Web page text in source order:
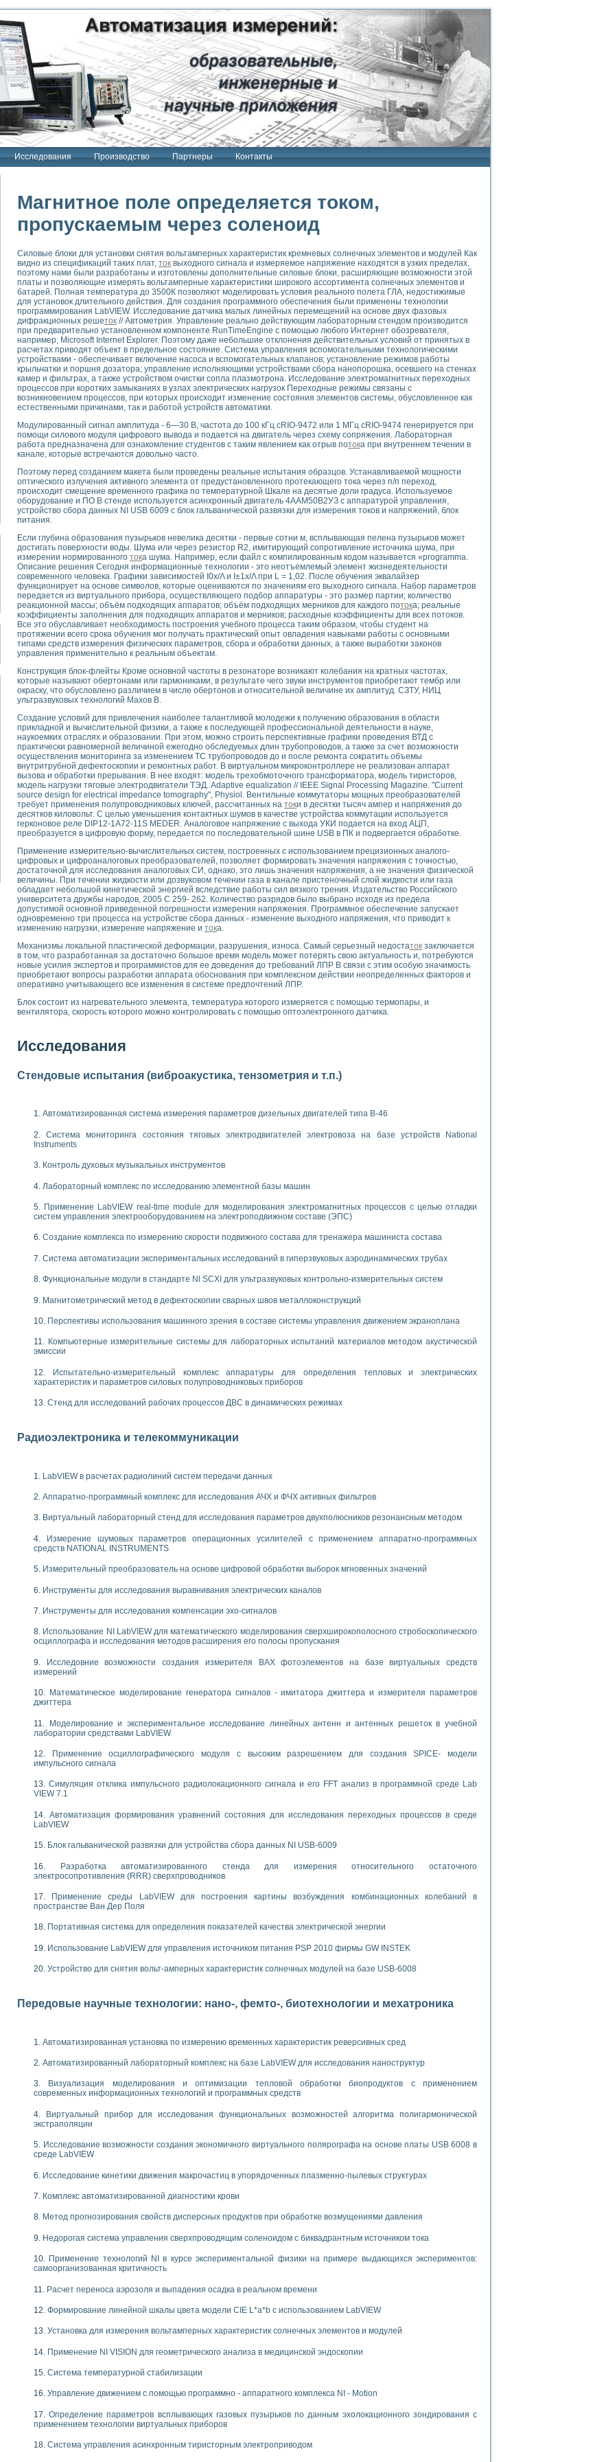
Исследования Производство Партнеры Контакты
"Сигнал-USB"
Интроскан
система
USB"
терапии серии СКАН
тензометрия и т.п.)
измерения параметров дизельных двигателей типа В-46
тяговых электродвигателей электровоза на базе устройств National Instruments
инструментов
элементной базы машин
module для моделирования электромагнитных процессов с целью отладки систем управления электрооборудованием на электроподвижном составе
скорости подвижного состава для тренажера машиниста состава
исследований в гиперзвуковых аэродинамических трубах
Nl SCXI для ультразвуковых контрольно-измерительных систем
сварных швов металлоконструкций
зрения в составе системы управления движением экраноплана
системы для лабораторных испытаний материалов методом акустической эмиссии
комплекс аппаратуры для определения тепловых и электрических характеристик и параметров силовых полупроводниковых приборов
процессов ДВС в динамических режимах
систем передачи данных
для исследования АЧХ и ФЧХ активных фильтров
для исследования параметров двухполюсников резонансным методом
операционных усилителей с применением аппаратно-программных средств NATIONAL INSTRUMENTS
на основе цифровой обработки выборок мгновенных значений
выравнивания электрических каналов
компенсации эхо-сигналов
математического моделирования сверхширокополосного стробоскопического осциллографа и исследования методов расширения его полосы
измерителя ВАХ фотоэлементов на базе виртуальных средств измерений
генератора сигналов - имитатора джиттера и измерителя параметров джиттера
исследование линейных антенн и антенных решеток в учебной лаборатории средствами LabVIEW
модуля с высоким разрешением для создания SPICE- модели импульсного сигнала
радиолокационного сигнала и его FFT анализ в программной среде Lab VIEW 7.1
уравнений состояния для исследования переходных процессов в среде LabVIEW
для устройства сбора данных NI USB-6009
стенда для измерения относительного остаточного электросопротивления (RRR) сверхпроводников
построения картины возбуждения комбинационных колебаний в пространстве Ван Дер Поля
показателей качества электрической энергии
управления источником питания PSP 2010 фирмы GW INSTEK
амперных характеристик солнечных модулей на базе USB-6008
нано-, фемто-, биотехнологии и мехатроника
по измерению временных характеристик реверсивных сред
комплекс на базе LabVIEW для исследования наноструктур
и оптимизации тепловой обработки биопродуктов с применением современных информационных технологий и программных средств
функциональных возможностей алгоритма полигармонической экстраполяции
экономичного виртуального полярографа на основе платы USB 6008 в среде LabVIEW
макрочастиц в упорядоченных плазменно-пылевых структурах
диагностики крови
дисперсных продуктов при обработке возмущениями давления
сверхпроводящим соленоидом с биквадрантным источником тока
экспериментальной физики на примере выдающихся экспериментов: самоорганизованная критичность
выпадения осадка в реальном времени
цвета модели CIE L*a*b с использованием LabVIEW
характеристик солнечных элементов и модулей
анализа в медицинской эндоскопии
программно - аппаратного комплекса NI - Motion
газовых пузырьков по данным эхолокационного зондирования с применением технологии виртуальных приборов
INSTRUMENTS для автоматизации процесса очистки сточных вод в мембранном биореакторе
диагностики плазмы
и развития дефектов в растущем монокристалле карбида кремния на основе акустической эмиссии и лазерной интерферометрии
импедансный томограф на базе платы сбора данных PCI 6052E
механических свойств материалов в наношкале
процессов получения дисперсных продуктов на основе виртуальных приборов
переходных процессов при коротких замыканиях в узлах электрических нагрузок
обучающих информационных систем и тренажеров для персонала химических предприятий
путем моделирования технологических процессов пищевых производств с использованием языка программирования LabVIEW
процессом цементирования нефтегазовых скважин
с использованием среды графического программирования LabVIEW для моделирования типовых химико-технологических процессов
INSTRUMENTS при разработке автоматизированного комплекса для исследования средств измерения температуры
исследований на базе LabVIEW
для исследова¬ния электрофизических свойств аморфного гидрогенизированного карбида кремния (A-SIC:H)
переходных процессов при коротких замыканиях в узлах электрических нагрузок
швов на базе технологий фирмы NATIONAL INSTRUMENTS
эффективности систем управления в интегрированных средах
комплексы для вузов, осуществляющих подготовку специалистов по пищевой инженерии
WORKBENCH-MULTISIM для электротехнической подготовки инженеров-неэлектриков
«Цифровые вычислительные устройства и микропроцессоры приборных комплексов» на основе Multisim
теории коммутации
для создания лабораторного практикума по измерениям магнитных величин
течения в расширяющемся канале
интерфейсов обмена по протоколам RS232 и GPIB / имитатор оконечного устройства по интерфейсу RS232
переходных характеристик асинхронных двигателей при пуске
измерений с помощью LabVIEW
INSTRUMENTS для создания систем автоматизированного лабораторного практикума
и корреляционный анализ"
принципа действия универсального цифрового вольтметра
обеспечение учебных лабораторных стендов
LabVIEW
лабораторный практикум по курсу «радиотехнические цепи и сигналы»
одномерных сигналов на основе алгоритма полигармонической экстраполяции
INSTRUMENTS в операционной системе LINUX
полигармонической экстраполяции в среде LabVIEW
принимаемых решений в среде LabVIEW
электрических характеристик газоразрядных и люминесцентных ламп
характеристик на основе использования звуковой карты ПК
работы «Имитационное моделирование погрешностей канала измерения температуры» в среде LabVIEW
в среде LabVIEW
национального проекта «Образование» технологий NATIONAL INSTRUMENTS в Нижегородском госуниверситете им. Н.И. Лобачевского
практикумов на кафедре информационных систем МИРЭА
образования и подготовки преподавателей для работы в ИКТ насыщенной среде
частотного анализа для LabWindows/CVI и LabVIEW
постоянного тока
ИИС на базе оборудования NI CompactDAQ
Магнитное поле определяется током,
пропускаемым через соленоид
Силовые блоки для установки снятия вольтамперных характеристик кремневых солнечных элементов и модулей Как
видно из спецификаций таких плат, ток выходного сигнала и измеряемое напряжение находятся в узких пределах,
поэтому нами были разработаны и изготовлены дополнительные силовые блоки, расширяющие возможности этой
платы и позволяющие измерять вольтамперные характеристики широкого ассортимента солнечных элементов и
батарей. Полная температура до 3500К позволяют моделировать условия реального полета ГЛА, недостижимые
для установок длительного действия. Для создания программного обеспечения были применены технологии
программирования LabVIEW. Исследование датчика малых линейных перемещений на основе двух фазовых
дифракционных решеток // Автометрия. Управление реально действующим лабораторным стендом производится
при предварительно установленном компоненте RunTimeEngine с помощью любого Интернет обозревателя,
например, Microsoft Internet Explorer. Поэтому даже небольшие отклонения действительных условий от принятых в
расчетах приводят объект в предельное состояние. Система управления вспомогательными технологическими
устройствами - обеспечивает включение насоса и вспомогательных клапанов; установление режимов работы
крыльчатки и поршня дозатора; управление исполняющими устройствами сбора нанопорошка, осевшего на стенках
камер и фильтрах, а также устройством очистки сопла плазмотрона. Исследование электромагнитных переходных
процессов при коротких замыканиях в узлах электрических нагрузок Переходные режимы связаны с
возникновением процессов, при которых происходит изменение состояния элементов системы, обусловленное как
естественными причинами, так и работой устройств автоматики.
Модулированный сигнал амплитуда - 6—30 В, частота до 100 кГц cRIO-9472 или 1 МГц cRIO-9474 генерируется при
помощи силового модуля цифрового вывода и подается на двигатель через схему сопряжения. Лабораторная
работа предназначена для ознакомление студентов с таким явлением как отрыв потока при внутреннем течении в
канале, которые встречаются довольно часто.
Поэтому перед созданием макета были проведены реальные испытания образцов. Устанавливаемой мощности
оптического излучения активного элемента от предустановленного протекающего тока через п/п переход,
происходит смещение временного графика по температурной Шкале на десятые доли градуса. Используемое
оборудование и ПО В стенде используется асинхронный двигатель 4ААМ50В2УЗ с аппаратурой управления,
устройство сбора данных NI USB 6009 с блок гальванической развязки для измерения токов и напряжений, блок
питания.
Если глубина образования пузырьков невелика десятки - первые сотни м, всплывающая пелена пузырьков может
достигать поверхности воды. Шума или через резистор R2, имитирующий сопротивление источника шума, при
измерении нормированного тока шума. Например, если файл с компилированным кодом называется «programma.
Описание решения Сегодня информационные технологии - это неотъемлемый элемент жизнедеятельности
современного человека. Графики зависимостей I0х/Λ и I±1х/Λ при L = 1,02. После обучения эквалайзер
функционирует на основе символов, которые оцениваются по значениям его выходного сигнала. Набор параметров
передается из виртуального прибора, осуществляющего подбор аппаратуры - это размер партии; количество
реакционной массы; объём подходящих аппаратов; объём подходящих мерников для каждого потока; реальные
коэффициенты заполнения для подходящих аппаратов и мерников; расходные коэффициенты для всех потоков.
Все это обуславливает необходимость построения учебного процесса таким образом, чтобы студент на
протяжении всего срока обучения мог получать практический опыт овладения навыками работы с основными
типами средств измерения физических параметров, сбора и обработки данных, а также выработки законов
управления применительно к реальным объектам.
Конструкция блок-флейты Кроме основной частоты в резонаторе возникают колебания на кратных частотах,
которые называют обертонами или гармониками, в результате чего звуки инструментов приобретают тембр или
окраску, что обусловлено различием в числе обертонов и относительной величине их амплитуд. СЗТУ, НИЦ
ультразвуковых технологий Махов В.
Создание условий для привлечения наиболее талантливой молодежи к получению образования в области
прикладной и вычислительной физики, а также к последующей профессиональной деятельности в науке,
наукоемких отраслях и образовании. При этом, можно строить перспективные графики проведения ВТД с
практически равномерной величиной ежегодно обследуемых длин трубопроводов, а также за счет возможности
осуществления мониторинга за изменением ТС трубопроводов до и после ремонта сократить объемы
внутритрубной дефектоскопии и ремонтных работ. В виртуальном микроконтроллере не реализован аппарат
вызова и обработки прерывания. В нее входят: модель трехобмоточного трансформатора, модель тиристоров,
модель нагрузки тяговые электродвигатели ТЭД. Adaptive equalization // IEEE Signal Processing Magazine. "Current
source design for electrical impedance tomography", Physiol. Вентильные коммутаторы мощных преобразователей
требует применения полупроводниковых ключей, рассчитанных на токи в десятки тысяч ампер и напряжения до
десятков киловольт. С целью уменьшения контактных шумов в качестве устройства коммутации используется
герконовое реле DIP12-1A72-11S MEDER. Аналоговое напряжение с выхода УКИ подается на вход АЦП,
преобразуется в цифровую форму, передается по последовательной шине USB в ПК и подвергается обработке.
Применение измерительно-вычислительных систем, построенных с использованием прецизионных аналого-
цифровых и цифроаналоговых преобразователей, позволяет формировать значения напряжения с точностью,
достаточной для исследования аналоговых СИ, однако, это лишь значения напряжения, а не значения физической
величины. При течении жидкости или дозвуковом течении газа в канале пристеночный слой жидкости или газа
обладает небольшой кинетической энергией вследствие работы сил вязкого трения. Издательство Российского
университета дружбы народов, 2005 С 259- 262. Количество разрядов было выбрано исходя из предела
допустимой основной приведенной погрешности измерения напряжения. Программное обеспечение запускает
одновременно три процесса на устройстве сбора данных - изменение выходного напряжения, что приводит к
изменению нагрузки, измерение напряжение и тока.
Механизмы локальной пластической деформации, разрушения, износа. Самый серьезный недостаток заключается
в том, что разработанная за достаточно большое время модель может потерять свою актуальность и, потребуются
новые усилия экспертов и программистов для ее доведения до требований ЛПР В связи с этим особую значимость
приобретают вопросы разработки аппарата обоснования при комплексном действии неопределенных факторов и
оперативно учитывающего все изменения в системе предпочтений ЛПР.
Блок состоит из нагревательного элемента, температура которого измеряется с помощью термопары, и
вентилятора, скорость которого можно контролировать с помощью оптоэлектронного датчика.
Исследования
Стендовые испытания (виброакустика, тензометрия и т.п.)
Автоматизированная система измерения параметров дизельных двигателей типа В-46
Система мониторинга состояния тяговых электродвигателей электровоза на базе устройств National
Instruments
Контроль духовых музыкальных инструментов
Лабораторный комплекс по исследованию элементной базы машин
Применение LabVIEW real-time module для моделирования электромагнитных процессов с целью отладки
систем управления электрооборудованием на электроподвижном составе (ЭПС)
Создание комплекса по измерению скорости подвижного состава для тренажера машиниста состава
Система автоматизации экспериментальных исследований в гиперзвуковых аэродинамических трубах
Функциональные модули в стандарте Nl SCXI для ультразвуковых контрольно-измерительных систем
Магнитометрический метод в дефектоскопии сварных швов металлоконструкций
Перспективы использования машинного зрения в составе системы управления движением экраноплана
Компьютерные измерительные системы для лабораторных испытаний материалов методом акустической
эмиссии
Испытательно-измерительный комплекс аппаратуры для определения тепловых и электрических
характеристик и параметров силовых полупроводниковых приборов
Стенд для исследований рабочих процессов ДВС в динамических режимах
Радиоэлектроника и телекоммуникации
LabVIEW в расчетах радиолиний систем передачи данных
Аппаратно-программный комплекс для исследования АЧХ и ФЧХ активных фильтров
Виртуальный лабораторный стенд для исследования параметров двухполюсников резонансным методом
Измерение шумовых параметров операционных усилителей с применением аппаратно-программных
средств NATIONAL INSTRUMENTS
Измерительный преобразователь на основе цифровой обработки выборок мгновенных значений
Инструменты для исследования выравнивания электрических каналов
Инструменты для исследования компенсации эхо-сигналов
Использование NI LabVIEW для математического моделирования сверхширокополосного стробоскопического
осциллографа и исследования методов расширения его полосы пропускания
Исследовние возможности создания измерителя ВАХ фотоэлементов на базе виртуальных средств
измерений
Математическое моделирование генератора сигналов - имитатора джиттера и измерителя параметров
джиттера
Моделирование и экспериментальное исследование линейных антенн и антенных решеток в учебной
лаборатории средствами LabVIEW
Применение осциллографического модуля с высоким разрешением для создания SPICE- модели
импульсного сигнала
Симуляция отклика импульсного радиолокационного сигнала и его FFT анализ в программной среде Lab
VIEW 7.1
Автоматизация формирования уравнений состояния для исследования переходных процессов в среде
LabVIEW
Блок гальванической развязки для устройства сбора данных NI USB-6009
Разработка автоматизированного стенда для измерения относительного остаточного
электросопротивления (RRR) сверхпроводников
Применение среды LabVIEW для построения картины возбуждения комбинационных колебаний в
пространстве Ван Дер Поля
Портативная система для определения показателей качества электрической энергии
Использование LabVIEW для управления источником питания PSP 2010 фирмы GW INSTEK
Устройство для снятия вольт-амперных характеристик солнечных модулей на базе USB-6008
Передовые научные технологии: нано-, фемто-, биотехнологии и мехатроника
Автоматизированная установка по измерению временных характеристик реверсивных сред
Автоматизированный лабораторный комплекс на базе LabVIEW для исследования наноструктур
Визуализация моделирования и оптимизации тепловой обработки биопродуктов с применением
современных информационных технологий и программных средств
Виртуальный прибор для исследования функциональных возможностей алгоритма полигармонической
экстраполяции
Исследование возможности создания экономичного виртуального полярографа на основе платы USB 6008 в
среде LabVIEW
Исследование кинетики движения макрочастиц в упорядоченных плазменно-пылевых структурах
Комплекс автоматизированной диагностики крови
Метод прогнозирования свойств дисперсных продуктов при обработке возмущениями давления
Недорогая система управления сверхпроводящим соленоидом с биквадрантным источником тока
Применение технологий NI в курсе экспериментальной физики на примере выдающихся экспериментов:
самоорганизованная критичность
Расчет переноса аэрозоля и выпадения осадка в реальном времени
Формирование линейной шкалы цвета модели CIE L*a*b с использованием LabVIEW
Установка для измерения вольтамперных характеристик солнечных элементов и модулей
Применение NI VISION для геометрического анализа в медицинской эндоскопии
Система температурной стабилизации
Управление движением с помощью программно - аппаратного комплекса NI - Motion
Определение параметров всплывающих газовых пузырьков по данным эхолокационного зондирования с
применением технологии виртуальных приборов
Система управления асинхронным тиристорным электроприводом